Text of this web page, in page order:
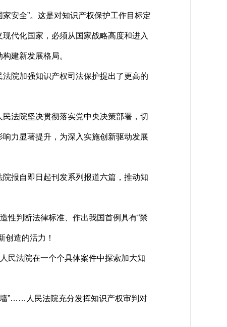
安全”。这是对知识产权保护工作目标定
代化国家，必须从国家战略高度和进入
建新发展格局。
院加强知识产权司法保护提出了更高的
法院坚决贯彻落实党中央决策部署，切
力显著提升，为深入实施创新驱动发展
报自即日起刊发系列报道六篇，推动知
判断法律标准、作出我国首例具有“禁
造的活力！
法院在一个个具体案件中探索加大知
”……人民法院充分发挥知识产权审判对